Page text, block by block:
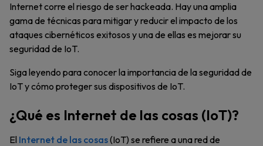
Internet corre el riesgo de ser hackeada. Hay una amplia
gama de técnicas para mitigar y reducir el impacto de los
ataques cibernéticos exitosos y una de ellas es mejorar su
seguridad de IoT.
Siga leyendo para conocer la importancia de la seguridad de
IoT y cómo proteger sus dispositivos de IoT.
¿Qué es Internet de las cosas (IoT)?
El Internet de las cosas(IoT) se refiere a una red de